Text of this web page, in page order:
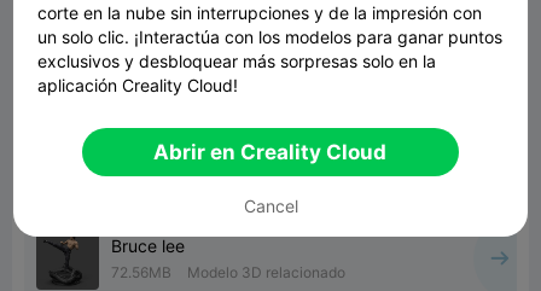
Bruce lee
72.56MB Modelo 3D relacionado
corte en la nube sin interrupciones y de la impresión con
un solo clic. ¡Interactúa con los modelos para ganar puntos
exclusivos y desbloquear más sorpresas solo en la
aplicación Creality Cloud!
Abrir en Creality Cloud
Cancel